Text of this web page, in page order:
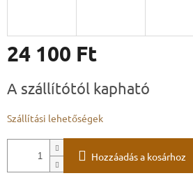
24 100 Ft
A szállítótól kapható
Szállítási lehetőségek
Hozzáadás a kosárhoz